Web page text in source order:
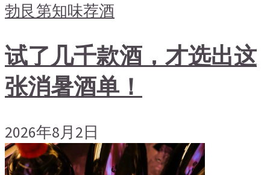
勃艮第知味荐酒
试了几千款酒，才选出这
张消暑酒单！
2026年8月2日